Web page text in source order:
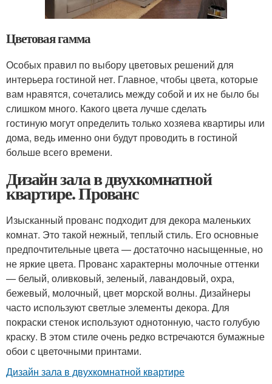
Цветовая гамма
Особых правил по выбору цветовых решений для
интерьера гостиной нет. Главное, чтобы цвета, которые
вам нравятся, сочетались между собой и их не было бы
слишком много. Какого цвета лучше сделать
гостиную могут определить только хозяева квартиры или
дома, ведь именно они будут проводить в гостиной
больше всего времени.
Дизайн зала в двухкомнатной
квартире. Прованс
Изысканный прованс подходит для декора маленьких
комнат. Это такой нежный, теплый стиль. Его основные
предпочтительные цвета — достаточно насыщенные, но
не яркие цвета. Прованс характерны молочные оттенки
— белый, оливковый, зеленый, лавандовый, охра,
бежевый, молочный, цвет морской волны. Дизайнеры
часто используют светлые элементы декора. Для
покраски стенок используют однотонную, часто голубую
краску. В этом стиле очень редко встречаются бумажные
обои с цветочными принтами.
Дизайн зала в двухкомнатной квартире